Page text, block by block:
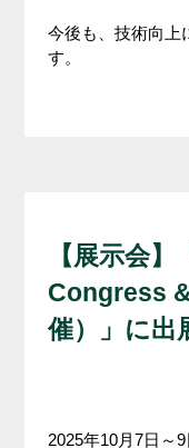
今後も、技術向上
す。
【展示会
Congress
催）」に出
2025年10月7日～